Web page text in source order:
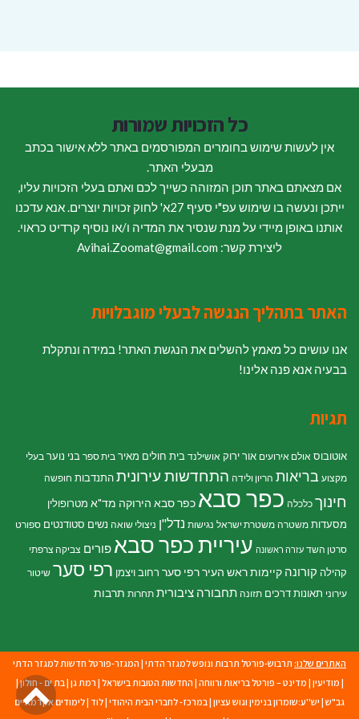
כל הזכויות שמורות
אין לעשות שימוש בחומרים המפורסמים באתר ללא אישור בכתב
מבעלי האתר.
אם מצאתם באתר תוכן המזוהה כשייך לכם ואתם בעלי הזכויות עליו,
ייתכן ונעשה בו שימוש עפ"י סעיף 27א' לחוק זכויות יוצרים. אנא עדכנו
אותנו באופן מיידי על מנת שנסיר את המדיה ו/או נוסיף קרדיט כראוי.
ליצירת קשר: Avihai.Zoomat@gmail.com
האתר בתהליך הנגשה לבעלי מוגבלויות
אנו עושים כל מאמץ להשלים את הנגשת האתר! במידה ונתקלת
בבעיה אנא פנה אלינו!
תגיות
אוטובוס אולם אירועים אור ירוק אושילנד בית חולים מאיר בית ספר בני נוער בעלי
מקצוע בריאות הריון ולידה התחדשות עירוניתהתנדבות חופשה
חינוך כלכלה כפר סבא כפר סבא הירוקה מד"א מטרופולין
מסעדות משטרה משטרת ישראל נגישות נדל"ן ניצולי שואה נשים סטודנטים ספורט
סרטן השד עזרה ראשונה עיריית כפר סבא פורים צביקה צרפתי
קהילה קורונה קיימותראש העיר רפי סער רחוב ויצמן רפי סער שיטור
עירוני תאונות דרכים תזונה תחבורה ציבורית תחרות תרבות
האתרים שלנו: תרבוש-פורטל תרבות ונופש למגזר הדתי | המגזר-פורטל חדשות למגזר הדתי
| מודיעין | מדינט – פורטל בריאות ורווחה | החדשות הטובות בישראל | רמת גן |בת ים - חולון|
גב"ש | יש''ע:שומרון בנימין וגוש עציון |במרכז- לחברי הבית היהודי |לוד |לימודים אקדמאיים